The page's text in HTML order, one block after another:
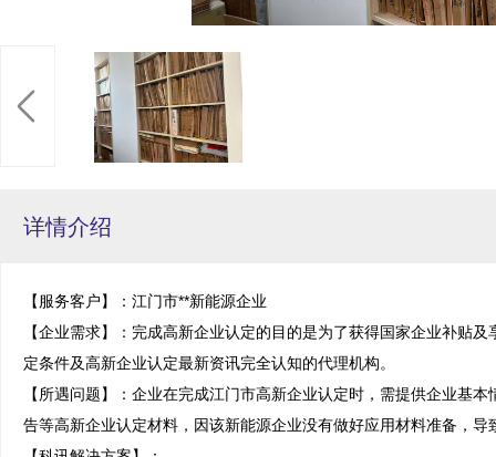
详情介绍
【服务客户】：江门市**新能源企业
【企业需求】：完成高新企业认定的目的是为了获得国家企业补贴
定条件及高新企业认定最新资讯完全认知的代理机构。
【所遇问题】：企业在完成江门市高新企业认定时，需提供企业基
告等高新企业认定材料，因该新能源企业没有做好应用材料准备，导